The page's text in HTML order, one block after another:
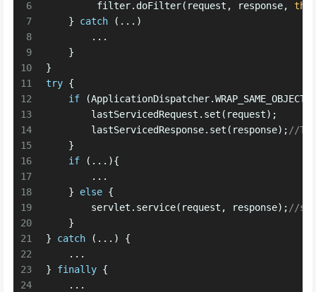
6
7
8
9
10
11
12
13
14
15
16
17
18
19
20
21
22
23
24
         filter.doFilter(request, response,
this
    }
catch (...)
        ...
    }
}
try {
if
        lastServicedRequest.set(request);
        lastServicedResponse.set(response);
//
    }
if (...){
        ...
    }
else {
        servlet.service(request, response);
//
    }
} catch (...) {
    ...
} finally {
    ...